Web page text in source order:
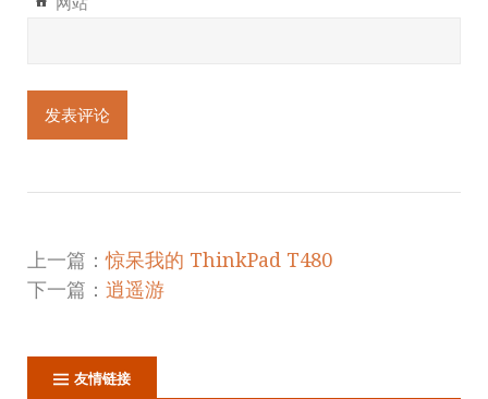
上一篇：惊呆我的 ThinkPad T480
下一篇： 逍遥游
友情链接